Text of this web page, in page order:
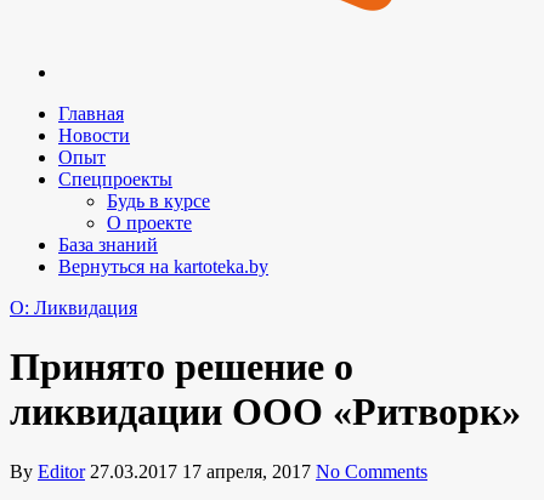
Главная
Новости
Опыт
Спецпроекты
Будь в курсе
О проекте
База знаний
Вернуться на kartoteka.by
O: Ликвидация
Принято решение о
ликвидации ООО «Ритворк»
By Editor 27.03.2017 17 апреля, 2017 No Comments